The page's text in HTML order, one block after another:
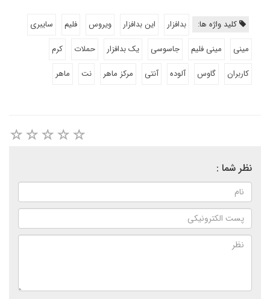
کلید واژه ها: بدافزار این بدافزار ویروس فلیم
سایبری
مینی
مینی فلیم جاسوسی یک بدافزار حملات
کرم
کاربران
گاوس آلوده آنتی مرکز ماهر نت ماهر
نظر شما :